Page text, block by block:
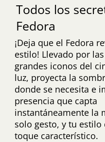
Todos los
Fedora
¡Deja que el Fedora
estilo! Llevado por
grandes iconos del
luz, proyecta la
donde se necesita e
presencia que capta
instantáneamente la
solo gesto, y tu estilo
toque característico.